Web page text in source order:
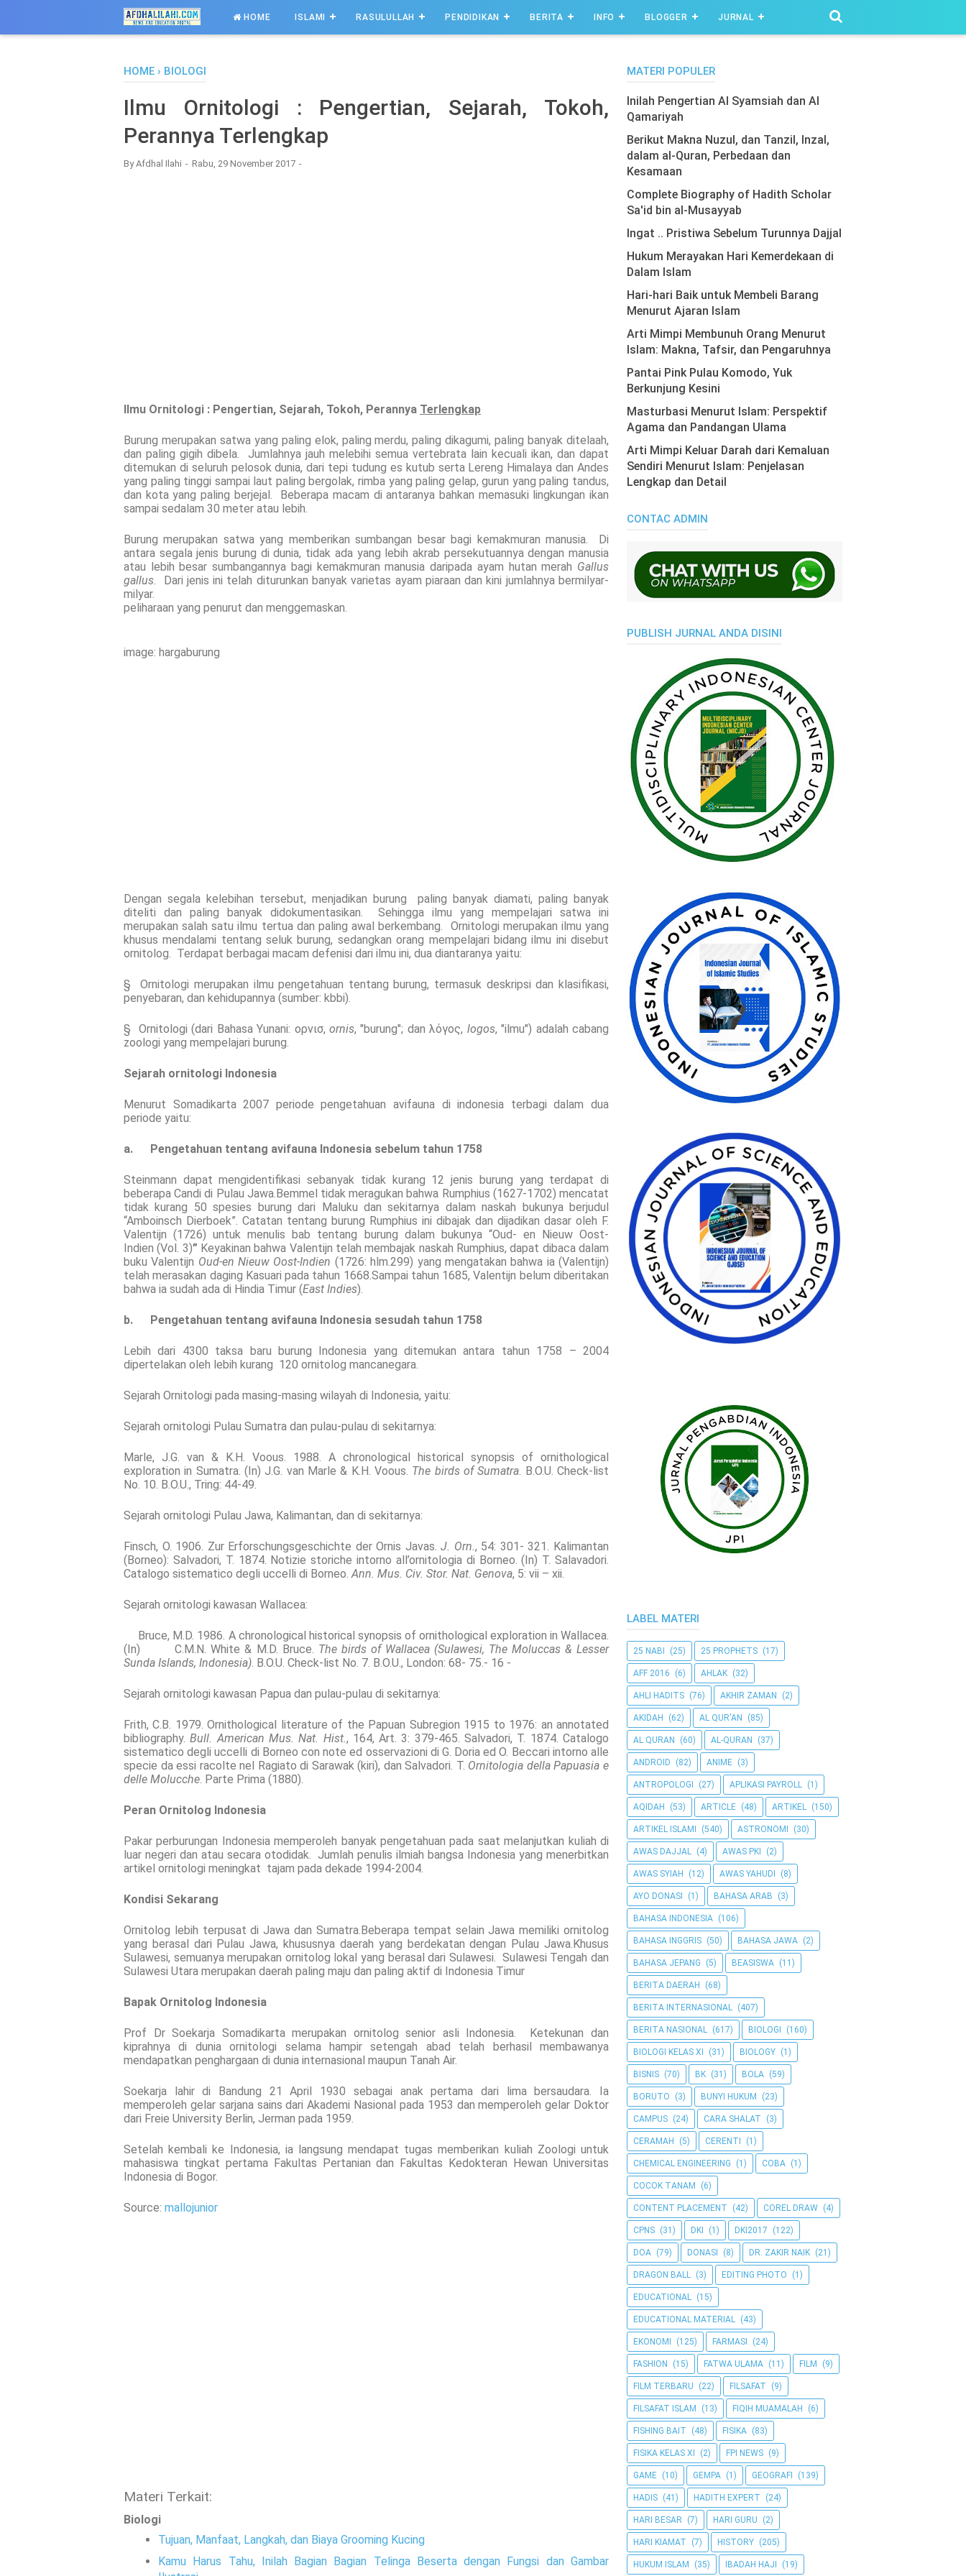
HOME ISLAMI RASULULLAH PENDIDIKAN BERITA INFO BLOGGER JURNAL
HOME › BIOLOGI
Ilmu Ornitologi : Pengertian, Sejarah, Tokoh,
Perannya Terlengkap
ByAfdhal Ilahi Rabu, 29 November 2017
Ilmu Ornitologi : Pengertian, Sejarah, Tokoh, Perannya Terlengkap
Burung merupakan satwa yang paling elok, paling merdu, paling dikagumi, paling banyak ditelaah,
dan paling gigih dibela. Jumlahnya jauh melebihi semua vertebrata lain kecuali ikan, dan dapat
ditemukan di seluruh pelosok dunia, dari tepi tudung es kutub serta Lereng Himalaya dan Andes
yang paling tinggi sampai laut paling bergolak, rimba yang paling gelap, gurun yang paling tandus,
dan kota yang paling berjejal. Beberapa macam di antaranya bahkan memasuki lingkungan ikan
sampai sedalam 30 meter atau lebih.
Burung merupakan satwa yang memberikan sumbangan besar bagi kemakmuran manusia. Di
antara segala jenis burung di dunia, tidak ada yang lebih akrab persekutuannya dengan manusia
atau lebih besar sumbangannya bagi kemakmuran manusia daripada ayam hutan merah Gallus
gallus . Dari jenis ini telah diturunkan banyak varietas ayam piaraan dan kini jumlahnya bermilyar-
milyar.
peliharaan yang penurut dan menggemaskan.
image: hargaburung
Dengan segala kelebihan tersebut, menjadikan burung paling banyak diamati, paling banyak
diteliti dan paling banyak didokumentasikan. Sehingga ilmu yang mempelajari satwa ini
merupakan salah satu ilmu tertua dan paling awal berkembang. Ornitologi merupakan ilmu yang
khusus mendalami tentang seluk burung, sedangkan orang mempelajari bidang ilmu ini disebut
ornitolog. Terdapat berbagai macam defenisi dari ilmu ini, dua diantaranya yaitu:
§ Ornitologi merupakan ilmu pengetahuan tentang burung, termasuk deskripsi dan klasifikasi,
penyebaran, dan kehidupannya (sumber: kbbi).
§ Ornitologi (dari Bahasa Yunani: ορνισ, ornis, "burung"; dan λόγος, logos, "ilmu") adalah cabang
zoologi yang mempelajari burung.
Sejarah ornitologi Indonesia
Menurut Somadikarta 2007 periode pengetahuan avifauna di indonesia terbagi dalam dua
periode yaitu:
a. Pengetahuan tentang avifauna Indonesia sebelum tahun 1758
Steinmann dapat mengidentifikasi sebanyak tidak kurang 12 jenis burung yang terdapat di
beberapa Candi di Pulau Jawa.Bemmel tidak meragukan bahwa Rumphius (1627-1702) mencatat
tidak kurang 50 spesies burung dari Maluku dan sekitarnya dalam naskah bukunya berjudul
“Amboinsch Dierboek”. Catatan tentang burung Rumphius ini dibajak dan dijadikan dasar oleh F.
Valentijn (1726) untuk menulis bab tentang burung dalam bukunya “Oud- en Nieuw Oost-
Indien (Vol. 3)” Keyakinan bahwa Valentijn telah membajak naskah Rumphius, dapat dibaca dalam
buku Valentijn Oud-en Nieuw Oost-Indien (1726: hlm.299) yang mengatakan bahwa ia (Valentijn)
telah merasakan daging Kasuari pada tahun 1668.Sampai tahun 1685, Valentijn belum diberitakan
bahwa ia sudah ada di Hindia Timur (East Indies).
b. Pengetahuan tentang avifauna Indonesia sesudah tahun 1758
Lebih dari 4300 taksa baru burung Indonesia yang ditemukan antara tahun 1758 – 2004
dipertelakan oleh lebih kurang 120 ornitolog mancanegara.
Sejarah Ornitologi pada masing-masing wilayah di Indonesia, yaitu:
Sejarah ornitologi Pulau Sumatra dan pulau-pulau di sekitarnya:
Marle, J.G. van & K.H. Voous. 1988. A chronological historical synopsis of ornithological
exploration in Sumatra. (In) J.G. van Marle & K.H. Voous. The birds of Sumatra . B.O.U. Check-list
No. 10. B.O.U., Tring: 44-49.
Sejarah ornitologi Pulau Jawa, Kalimantan, dan di sekitarnya:
Finsch, O. 1906. Zur Erforschungsgeschichte der Ornis Javas.J. Orn. , 54: 301- 321. Kalimantan
(Borneo): Salvadori, T. 1874. Notizie storiche intorno all’ornitologia di Borneo. (In) T. Salavadori.
Catalogo sistematico degli uccelli di Borneo. Ann. Mus. Civ. Stor. Nat. Genova, 5: vii – xii.
Sejarah ornitologi kawasan Wallacea:
Bruce, M.D. 1986. A chronological historical synopsis of ornithological exploration in Wallacea.
(In) C.M.N. White & M.D. Bruce. The birds of Wallacea (Sulawesi, The Moluccas & Lesser
Sunda Islands, Indonesia) . B.O.U. Check-list No. 7. B.O.U., London: 68- 75.- 16 -
Sejarah ornitologi kawasan Papua dan pulau-pulau di sekitarnya:
Frith, C.B. 1979. Ornithological literature of the Papuan Subregion 1915 to 1976: an annotated
bibliography.Bull. American Mus. Nat. Hist. , 164, Art. 3: 379-465. Salvadori, T. 1874. Catalogo
sistematico degli uccelli di Borneo con note ed osservazioni di G. Doria ed O. Beccari intorno alle
specie da essi racolte nel Ragiato di Sarawak (kiri), dan Salvadori. T. Ornitologia della Papuasia e
delle Molucche . Parte Prima (1880).
Peran Ornitolog Indonesia
Pakar perburungan Indonesia memperoleh banyak pengetahuan pada saat melanjutkan kuliah di
luar negeri dan atau secara otodidak. Jumlah penulis ilmiah bangsa Indonesia yang menerbitkan
artikel ornitologi meningkat tajam pada dekade 1994-2004.
Kondisi Sekarang
Ornitolog lebih terpusat di Jawa dan Sumatra.Beberapa tempat selain Jawa memiliki ornitolog
yang berasal dari Pulau Jawa, khususnya daerah yang berdekatan dengan Pulau Jawa.Khusus
Sulawesi, semuanya merupakan ornitolog lokal yang berasal dari Sulawesi. Sulawesi Tengah dan
Sulawesi Utara merupakan daerah paling maju dan paling aktif di Indonesia Timur
Bapak Ornitolog Indonesia
Prof Dr Soekarja Somadikarta merupakan ornitolog senior asli Indonesia.
Ketekunan dan
kiprahnya di dunia ornitologi selama hampir setengah abad telah berhasil membawanya
mendapatkan penghargaan di dunia internasional maupun Tanah Air.
Soekarja lahir di Bandung 21 April 1930 sebagai anak pertama dari lima bersaudara. Ia
memperoleh gelar sarjana sains dari Akademi Nasional pada 1953 dan memperoleh gelar Doktor
dari Freie University Berlin, Jerman pada 1959.
Setelah kembali ke Indonesia, ia langsung mendapat tugas memberikan kuliah Zoologi untuk
mahasiswa tingkat pertama Fakultas Pertanian dan Fakultas Kedokteran Hewan Universitas
Indonesia di Bogor.
Source: mallojunior
Materi Terkait:
Biologi
Tujuan, Manfaat, Langkah, dan Biaya Grooming Kucing
Kamu Harus Tahu, Inilah Bagian Bagian Telinga Beserta dengan Fungsi dan Gambar
MATERI POPULER
Inilah Pengertian Al Syamsiah dan Al
Qamariyah
Berikut Makna Nuzul, dan Tanzil, Inzal,
dalam al-Quran, Perbedaan dan
Kesamaan
Complete Biography of Hadith Scholar
Sa'id bin al-Musayyab
Ingat .. Pristiwa Sebelum Turunnya Dajjal
Hukum Merayakan Hari Kemerdekaan di
Dalam Islam
Hari-hari Baik untuk Membeli Barang
Menurut Ajaran Islam
Arti Mimpi Membunuh Orang Menurut
Islam: Makna, Tafsir, dan Pengaruhnya
Pantai Pink Pulau Komodo, Yuk
Berkunjung Kesini
Masturbasi Menurut Islam: Perspektif
Agama dan Pandangan Ulama
Arti Mimpi Keluar Darah dari Kemaluan
Sendiri Menurut Islam: Penjelasan
Lengkap dan Detail
CONTAC ADMIN
PUBLISH JURNAL ANDA DISINI
LABEL MATERI
25 NABI (25) 25 PROPHETS (17)
AFF 2016 (6) AHLAK (32)
AHLI HADITS (76) AKHIR ZAMAN (2)
AKIDAH (62) AL QUR'AN (85)
AL QURAN (60) AL-QURAN (37)
ANDROID (82) ANIME (3)
ANTROPOLOGI (27) APLIKASI PAYROLL (1)
AQIDAH (53) ARTICLE (48) ARTIKEL (150)
ARTIKEL ISLAMI (540) ASTRONOMI (30)
AWAS DAJJAL (4) AWAS PKI (2)
AWAS SYIAH (12) AWAS YAHUDI (8)
AYO DONASI (1) BAHASA ARAB (3)
BAHASA INDONESIA (106)
BAHASA INGGRIS (50) BAHASA JAWA (2)
BAHASA JEPANG (5) BEASISWA (11)
BERITA DAERAH (68)
BERITA INTERNASIONAL (407)
BERITA NASIONAL (617) BIOLOGI (160)
BIOLOGI KELAS XI (31) BIOLOGY (1)
BISNIS (70) BK (31) BOLA (59)
BORUTO (3) BUNYI HUKUM (23)
CAMPUS (24) CARA SHALAT (3)
CERAMAH (5) CERENTI (1)
CHEMICAL ENGINEERING (1) COBA (1)
COCOK TANAM (6)
CONTENT PLACEMENT (42) COREL DRAW (4)
CPNS (31) DKI (1) DKI2017 (122)
DOA (79) DONASI (8) DR. ZAKIR NAIK (21)
DRAGON BALL (3) EDITING PHOTO (1)
EDUCATIONAL (15)
EDUCATIONAL MATERIAL (43)
EKONOMI (125) FARMASI (24)
FASHION (15) FATWA ULAMA (11) FILM (9)
FILM TERBARU (22) FILSAFAT (9)
FILSAFAT ISLAM (13) FIQIH MUAMALAH (6)
FISHING BAIT (48) FISIKA (83)
FISIKA KELAS XI (2) FPI NEWS (9)
GAME (10) GEMPA (1) GEOGRAFI (139)
HADIS (41) HADITH EXPERT (24)
HARI BESAR (7) HARI GURU (2)
HARI KIAMAT (7) HISTORY (205)
HUKUM ISLAM (35) IBADAH HAJI (19)